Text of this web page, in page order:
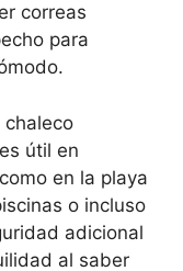
correas
para
chaleco
útil en
en la playa
o incluso
adicional
al saber